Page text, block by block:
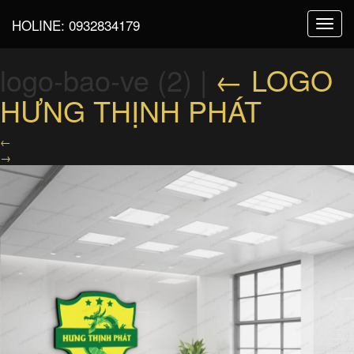
HOLINE: 0932834179
logo-bao-ve (2) | ← LOGO
HƯNG THỊNH PHÁT
←
→